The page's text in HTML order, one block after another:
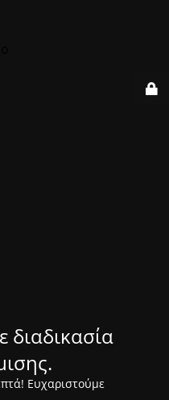
διαδικασία
Ευχαριστούμε